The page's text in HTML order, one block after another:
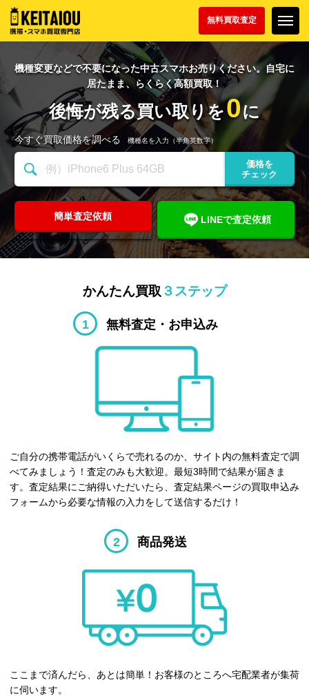
無料買取査定
機種変更などで不要になった中古スマホお売りください。
自宅に
居たまま、らくらく高額買取！
後悔が残る買い取りを0に
今すぐ買取価格を調べる 機種名を入力（半角英数字）
価格を
チェック
簡単査定依頼 LINEで査定依頼
かんたん買取 ３ステップ
1 無料査定・お申込み
ご自分の携帯電話がいくらで売れるのか、サイト内の無料査定で調
べてみましょう！査定のみも大歓迎。最短3時間で結果が届きま
す。査定結果にご納得いただいたら、査定結果ページの買取申込み
フォームから必要な情報の入力をして送信するだけ！
2 商品発送
ここまで済んだら、あとは簡単！お客様のところへ宅配業者が集荷
に伺います。